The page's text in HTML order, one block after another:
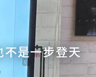
是一步登天